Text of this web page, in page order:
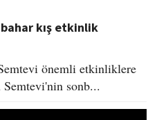
kış etkinlik
önemli etkinliklere
sonb...